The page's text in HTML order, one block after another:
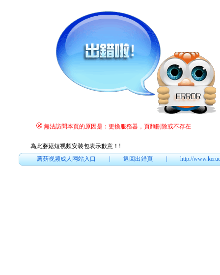
無法訪問本頁的原因是：更換服務器，頁麵刪除或不存在
為此蘑菇短视频安装包表示歉意！ !
蘑菇视频成人网站入口|返回出錯頁|http://